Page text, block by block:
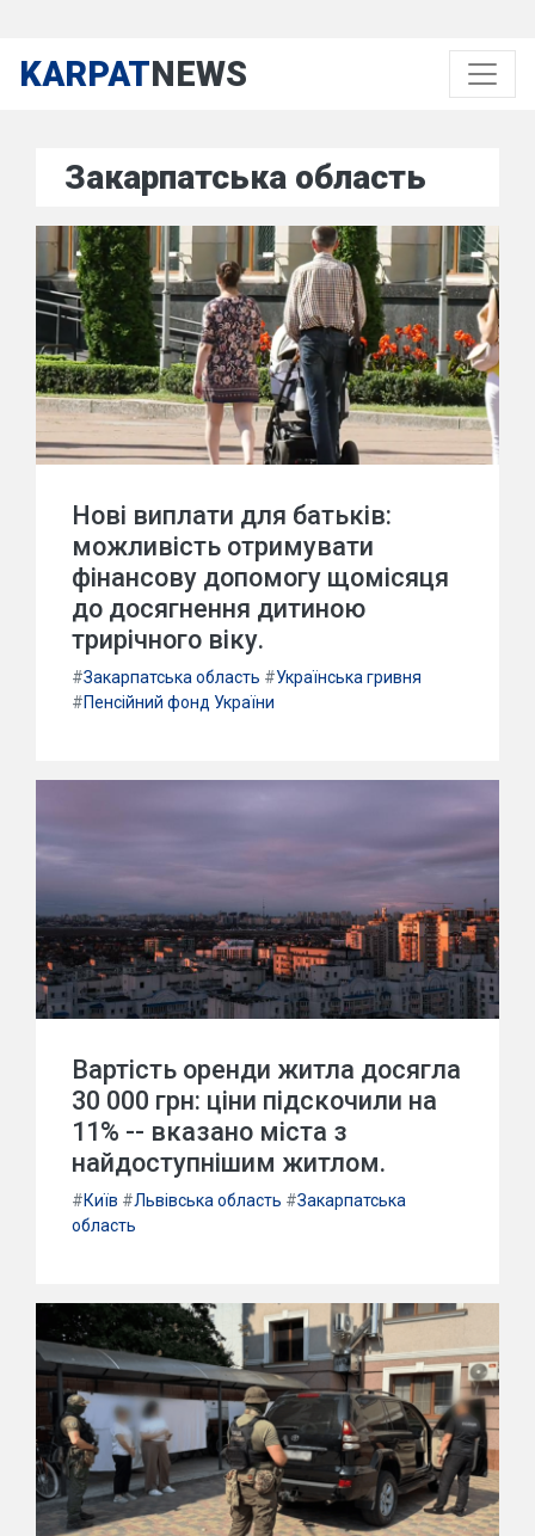
KARPATNEWS
Закарпатська область
Нові виплати для батьків:
можливість отримувати
фінансову допомогу щомісяця
до досягнення дитиною
трирічного віку.
#Закарпатська область #Українська гривня
#Пенсійний фонд України
Вартість оренди житла досягла
30 000 грн: ціни підскочили на
11% -- вказано міста з
найдоступнішим житлом.
#Київ #Львівська область #Закарпатська
область